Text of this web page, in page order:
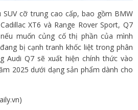
SUV cỡ trung cao cấp, bao gồm BMW
XT6 và Range Rover Sport, Q7
muốn củng cố thị phần của mình
bị cạnh tranh khốc liệt trong phân
Audi Q7 sẽ xuất hiện chính thức vào
2025 dưới dạng sản phẩm dành cho